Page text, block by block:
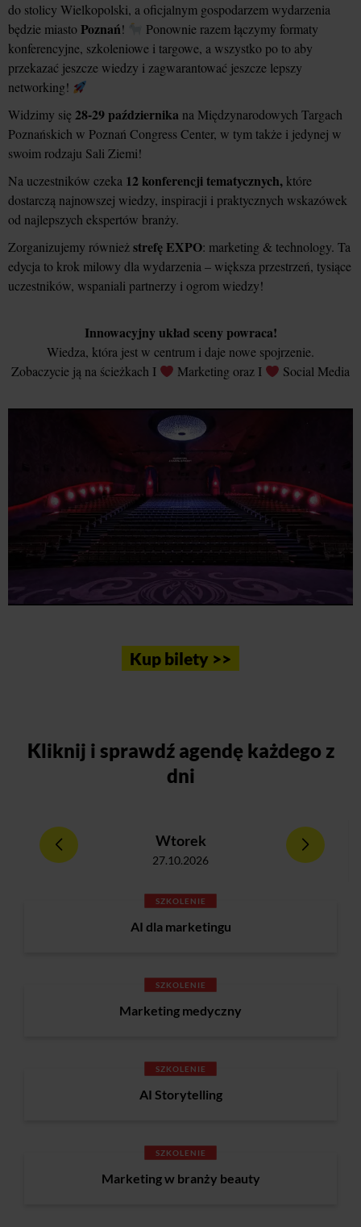
do stolicy Wielkopolski, a oficjalnym gospodarzem wydarzenia
będzie miasto Poznań!
Ponownie razem łączymy formaty
konferencyjne, szkoleniowe i targowe, a wszystko po to aby
przekazać jeszcze wiedzy i zagwarantować jeszcze lepszy
networking!
Widzimy się28-29 października na Międzynarodowych Targach
Poznańskich w Poznań Congress Center, w tym także i jedynej w
swoim rodzaju Sali Ziemi!
Na uczestników czeka 12 konferencji tematycznych, które
dostarczą najnowszej wiedzy, inspiracji i praktycznych wskazówek
od najlepszych ekspertów branży.
Zorganizujemy równieżstrefę EXPO: marketing & technology. Ta
edycja to krok milowy dla wydarzenia – większa przestrzeń, tysiące
uczestników, wspaniali partnerzy i ogrom wiedzy!
Innowacyjny układ sceny powraca!
Wiedza, która jest w centrum i daje nowe spojrzenie.
Zobaczycie ją na ścieżkach I
Marketing oraz I Social Media
Kup bilety >>
Kliknij i sprawdź agendę każdego z
dni
Wtorek
27.10.2026
SZKOLENIE
AI dla marketingu
SZKOLENIE
Marketing medyczny
SZKOLENIE
AI Storytelling
SZKOLENIE
Marketing w branży beauty